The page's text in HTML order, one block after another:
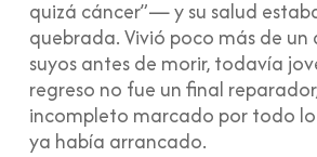
quizá cáncer”— y su salud
quebrada. Vivió poco más de un
suyos antes de morir, todavía
regreso no fue un final
incompleto marcado por todo
ya había arrancado.